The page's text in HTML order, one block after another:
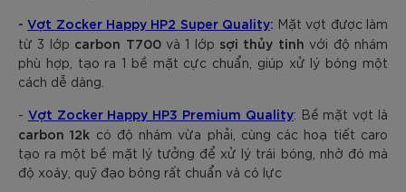
-Vợt Zocker Happy HP2 Super Quality: Mặt vợt được làm
từ 3 lớp carbon T700và 1 lớp sợi thủy tinh với độ nhám
phù hợp, tạo ra 1 bề mặt cực chuẩn, giúp xử lý bóng một
cách dễ dàng.
- Vợt Zocker Happy HP3 Premium Quality: Bề mặt vợt là
carbon 12k có độ nhám vừa phải, cùng các hoạ tiết caro
tạo ra một bề mặt lý tưởng để xử lý trái bóng, nhờ đó mà
độ xoáy, quỹ đạo bóng rất chuẩn và có lực